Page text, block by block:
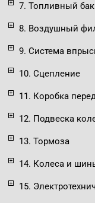
7. Топливный
8. Воздушный
9. Система
10. Сцепление
11. Коробка
12. Подвеска
13. Тормоза
14. Колеса и
15.